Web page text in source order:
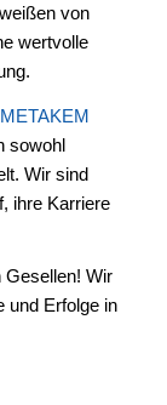
von
wertvolle
sowohl
Wir sind
ihre Karriere
Wir
und Erfolge in